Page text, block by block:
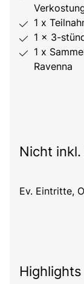
1 x
1 x 3-
1 x
Ravenna
Nicht
Ev. Eintritte,
Highlights